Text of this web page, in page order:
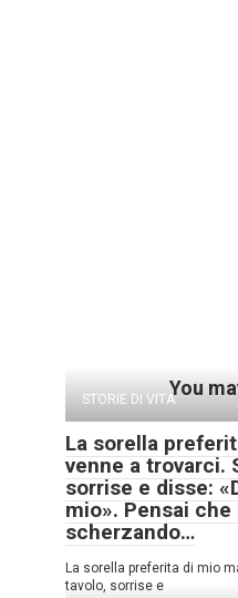
You
STORIE DI VITA
La sorella
venne a trovarci.
sorrise e disse:
mio». Pensai
scherzando…
La sorella preferita di mio
tavolo, sorrise e